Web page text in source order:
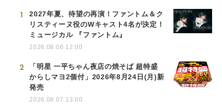
1
2027年夏、待望の再演！ファントム＆ク
リスティーヌ役のWキャスト4名が決定！
ミュージカル 『ファントム』
2026.08.06 12:00
2
「明星 一平ちゃん夜店の焼そば 超特盛
からしマヨ2個付」2026年8月24日(月)新
発売
2026.08.07 13:00